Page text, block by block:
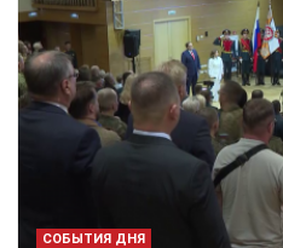
СОБЫТИЯ ДНЯ